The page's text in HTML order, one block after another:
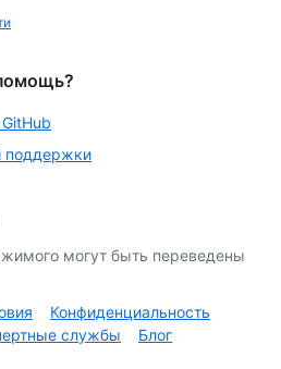
поддержки
могут быть переведены
Конфиденциальность
службы Блог